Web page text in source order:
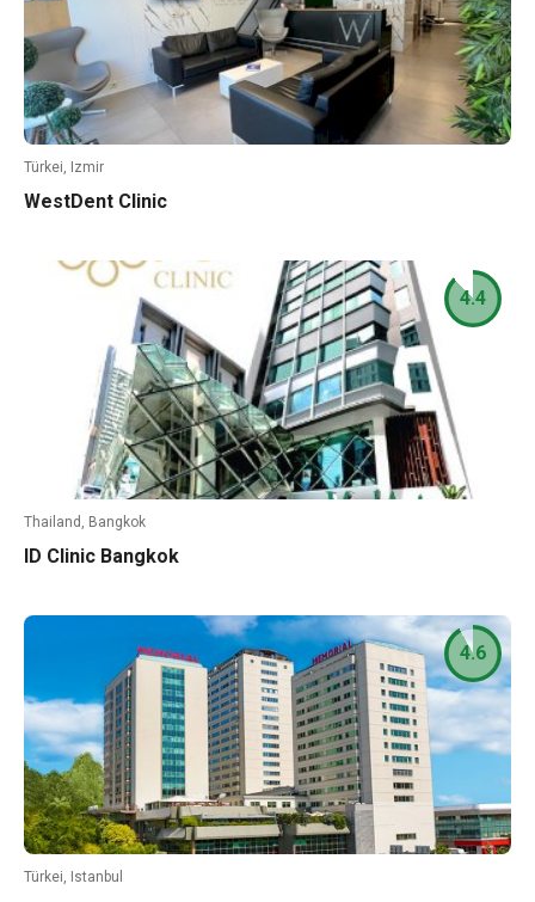
Türkei, Izmir
WestDent Clinic
Thailand, Bangkok
ID Clinic Bangkok
4.4
Türkei, Istanbul
4.6